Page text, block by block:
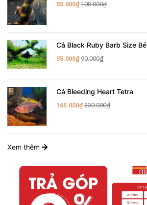
55.000₫ 100.000₫
Cá Black Ruby Barb Size Bé
55.000₫ 90.000₫
Cá Bleeding Heart Tetra
165.000₫ 230.000₫
Xem thêm